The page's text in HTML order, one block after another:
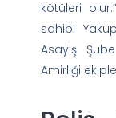
kötüleri
sahibi
Asayiş
Amirliği